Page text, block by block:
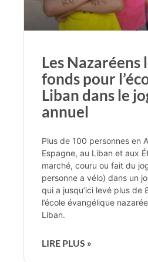
Les Nazaréens
fonds pour
Liban dans le
annuel
Plus de 100 personnes en
Espagne, au Liban et aux
marché, couru ou fait du
personne a vélo) dans un
qui a jusqu’ici levé plus de
l’école évangélique
Liban.
LIRE PLUS »